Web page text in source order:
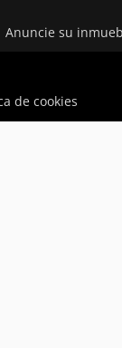
Anuncie su
de cookies